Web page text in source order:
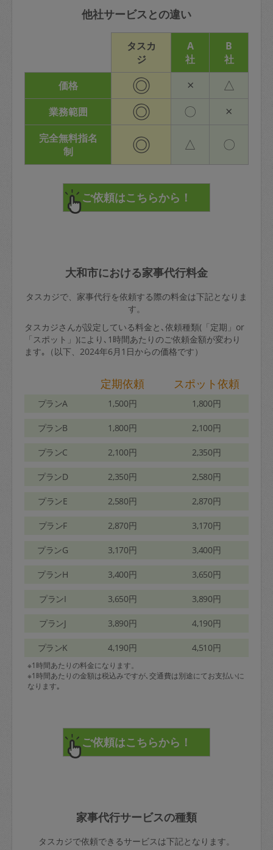
他社サービスとの違い
タスカ
ジ
A
社
B
社
価格
◎ × △
業務範囲 ◎ 〇 ×
完全無料指名
制
◎ △ 〇
大和市における家事代行料金
タスカジで、家事代行を依頼する際の料金は下記となりま
す。
タスカジさんが設定している料金と､依頼種類(「定期」or
「スポット」)により､1時間あたりのご依頼金額が変わり
ます｡（以下、2024年6月1日からの価格です）
定期依頼 スポット依頼
プランA 1,500円 1,800円
プランB 1,800円 2,100円
プランC 2,100円 2,350円
プランD 2,350円 2,580円
プランE 2,580円 2,870円
プランF 2,870円 3,170円
プランG 3,170円 3,400円
プランH 3,400円 3,650円
プランI 3,650円 3,890円
プランJ 3,890円 4,190円
プランK 4,190円 4,510円
※1時間あたりの料金になります。
※1時間あたりの金額は税込みですが､交通費は別途にてお支払いに
なります｡
家事代行サービスの種類
タスカジで依頼できるサービスは下記となります。